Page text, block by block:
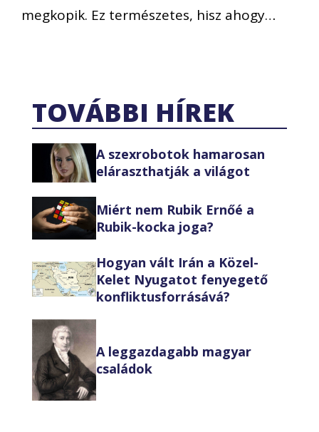
megkopik. Ez természetes, hisz ahogy…
TOVÁBBI HÍREK
A szexrobotok hamarosan
eláraszthatják a világot
Miért nem Rubik Ernőé a
Rubik-kocka joga?
Hogyan vált Irán a Közel-
Kelet Nyugatot fenyegető
konfliktusforrásává?
A leggazdagabb magyar
családok